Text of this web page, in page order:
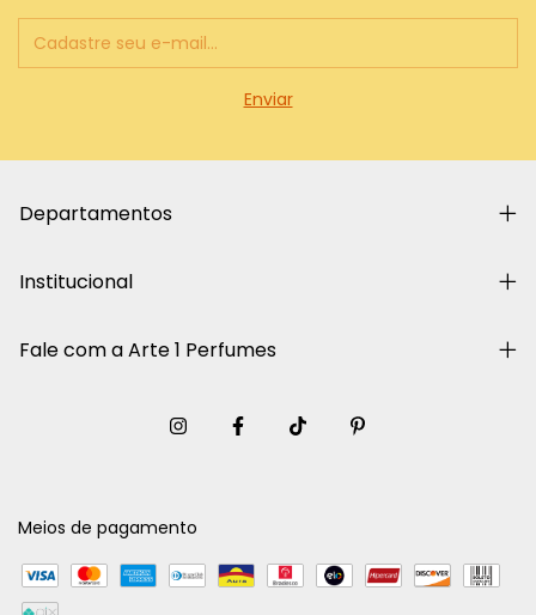
Departamentos
Institucional
Fale com a Arte 1 Perfumes
Meios de pagamento